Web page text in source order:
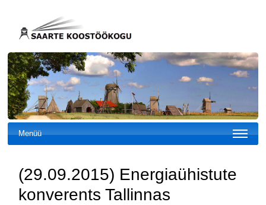
Menüü
(29.09.2015) Energiaühistute
konverents Tallinnas